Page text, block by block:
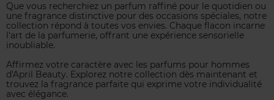
Que vous recherchiez un parfum raffiné pour le quotidien ou
une fragrance distinctive pour des occasions spéciales, notre
collection répond à toutes vos envies. Chaque flacon incarne
l'art de la parfumerie, offrant une expérience sensorielle
inoubliable.
Affirmez votre caractère avec les parfums pour hommes
d'April Beauty. Explorez notre collection dès maintenant et
trouvez la fragrance parfaite qui exprime votre individualité
avec élégance.